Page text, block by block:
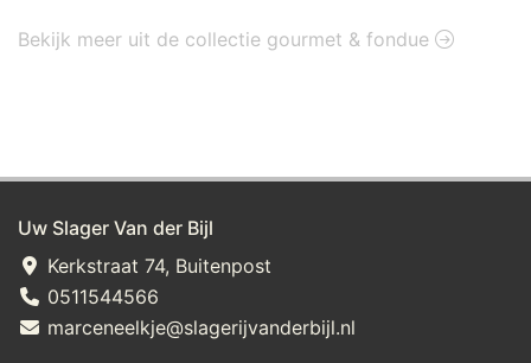
Bekijk meer uit de collectie gourmet & fondue
Uw Slager Van der Bijl
Kerkstraat 74, Buitenpost
0511544566
marceneelkje@slagerijvanderbijl.nl